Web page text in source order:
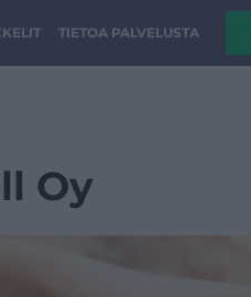
TIETOA PALVELUSTA
Oy